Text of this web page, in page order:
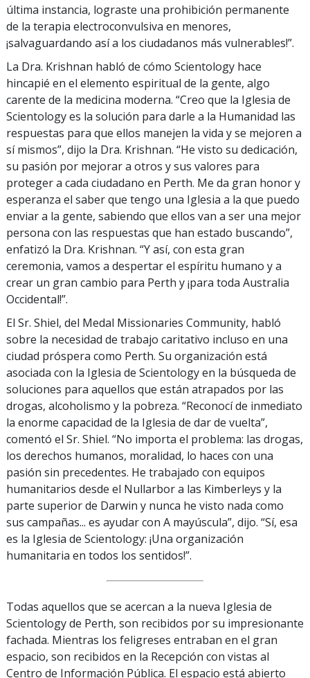
última instancia, lograste una prohibición permanente
de la terapia electroconvulsiva en menores,
¡salvaguardando así a los ciudadanos más vulnerables!”.
La Dra. Krishnan habló de cómo Scientology hace
hincapié en el elemento espiritual de la gente, algo
carente de la medicina moderna. “Creo que la Iglesia de
Scientology es la solución para darle a la Humanidad las
respuestas para que ellos manejen la vida y se mejoren a
sí mismos”, dijo la Dra. Krishnan. “He visto su dedicación,
su pasión por mejorar a otros y sus valores para
proteger a cada ciudadano en Perth. Me da gran honor y
esperanza el saber que tengo una Iglesia a la que puedo
enviar a la gente, sabiendo que ellos van a ser una mejor
persona con las respuestas que han estado buscando”,
enfatizó la Dra. Krishnan. “Y así, con esta gran
ceremonia, vamos a despertar el espíritu humano y a
crear un gran cambio para Perth y ¡para toda Australia
Occidental!”.
El Sr. Shiel, del Medal Missionaries Community, habló
sobre la necesidad de trabajo caritativo incluso en una
ciudad próspera como Perth. Su organización está
asociada con la Iglesia de Scientology en la búsqueda de
soluciones para aquellos que están atrapados por las
drogas, alcoholismo y la pobreza. “Reconocí de inmediato
la enorme capacidad de la Iglesia de dar de vuelta”,
comentó el Sr. Shiel. “No importa el problema: las drogas,
los derechos humanos, moralidad, lo haces con una
pasión sin precedentes. He trabajado con equipos
humanitarios desde el Nullarbor a las Kimberleys y la
parte superior de Darwin y nunca he visto nada como
sus campañas... es ayudar con A mayúscula”, dijo. “Sí, esa
es la Iglesia de Scientology: ¡Una organización
humanitaria en todos los sentidos!”.
Todas aquellos que se acercan a la nueva Iglesia de
Scientology de Perth, son recibidos por su impresionante
fachada. Mientras los feligreses entraban en el gran
espacio, son recibidos en la Recepción con vistas al
Centro de Información Pública. El espacio está abierto